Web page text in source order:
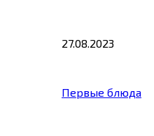
27.08.2023
Первые блюда